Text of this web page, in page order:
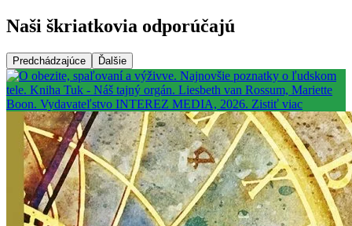
Naši škriatkovia odporúčajú
Predchádzajúce Ďalšie